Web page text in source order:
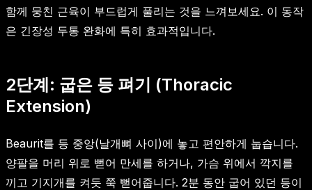
함께 뭉친 근육이 부드럽게 풀리는 것을 느껴보세요. 이 동작
은 긴장성 두통 완화에 특히 효과적입니다.
2단계: 굽은 등 펴기 (Thoracic
Extension)
Beaurit를 등 중앙(날개뼈 사이)에 놓고 편안하게 눕습니다.
양팔을 머리 위로 뻗어 만세를 하거나, 가슴 위에서 깍지를
끼고 기지개를 켜듯 쭉 뻗어줍니다. 2분 동안 굽어 있던 등이